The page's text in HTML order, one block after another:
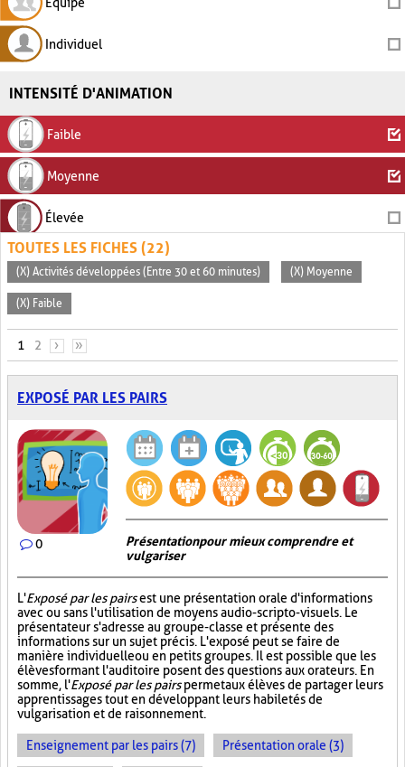
Individuel
INTENSITÉ D'ANIMATION
Faible
Moyenne
Élevée
TOUTES LES FICHES (22)
(X) Activités développées (Entre 30 et 60 minutes) (X) Moyenne
(X) Faible
PAGES
1 2 › »
EXPOSÉ PAR LES PAIRS
0
Présentation pour mieux comprendre et
vulgariser
L'Exposé par les pairsest une présentation orale d'informations
avec ou sans l'utilisation de moyens audio-scripto-visuels. Le
présentateur s'adresse au groupe-classe et présente des
informations sur un sujet précis. L'exposé peut se faire de
manière individuelle ou en petits groupes. Il est possible que les
élèves formant l'auditoire posent des questions aux orateurs. En
somme, l'Exposé par les pairspermet aux élèves de partager leurs
apprentissages tout en développant leurs habiletés de
vulgarisation et de raisonnement.
Enseignement par les pairs (7) Présentation orale (3)